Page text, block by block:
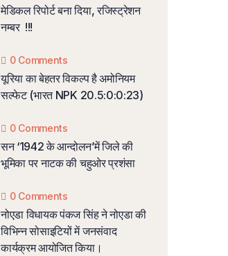
मेडिकल रिपोर्ट बना दिया, रजिस्ट्रेशन
नम्बर !!!
0 Comments
यूरिया का बेहतर विकल्प है अमोनियम
सल्फेट (भारत NPK 20.5:0:0:23)
0 Comments
सन ‘1942 के आन्दोलन’में जिले की
भूमिका पर नाटक की चहुओर प्रशंसा
0 Comments
नोएडा विधायक पंकज सिंह ने नोएडा की
विभिन्न सोसाइटियों में जनसंवाद
कार्यक्रम आयोजित किया।